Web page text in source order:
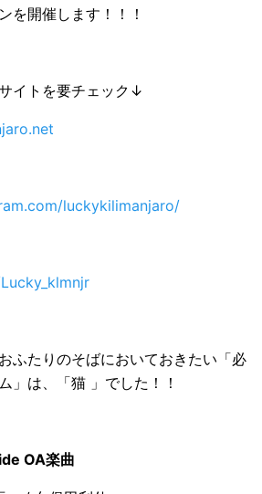
を開催します！！！
イトを要チェック↓
luckykilimanjaro/
ふたりのそばにおいておきたい「必
」は、「猫 」でした！！
OA楽曲